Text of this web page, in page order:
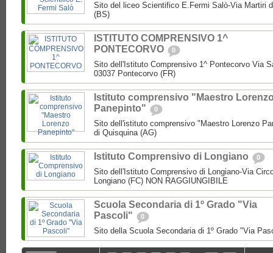
Sito del liceo Scientifico E.Fermi Salò-Via Martiri
(BS)
ISTITUTO COMPRENSIVO 1^
PONTECORVO
0
Sito dell'Istituto Comprensivo 1^ Pontecorvo Via
03037 Pontecorvo (FR)
Istituto comprensivo "Maestro
Panepinto"
0
Sito dell'istituto comprensivo "Maestro Lorenzo
di Quisquina (AG)
Istituto Comprensivo di Longiano 0
Sito dell'Istituto Comprensivo di Longiano-Via
Longiano (FC) NON RAGGIUNGIBILE
Scuola Secondaria di 1º Grado "Via
Pascoli"
0
Sito della Scuola Secondaria di 1º Grado "Via